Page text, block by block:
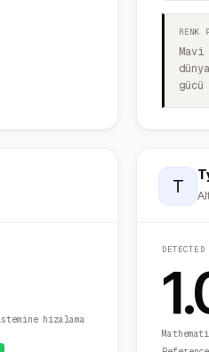
RENK
hizalama
T